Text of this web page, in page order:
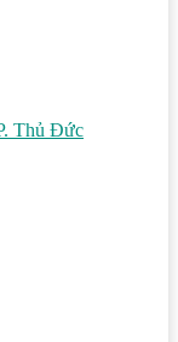
Thủ Đức